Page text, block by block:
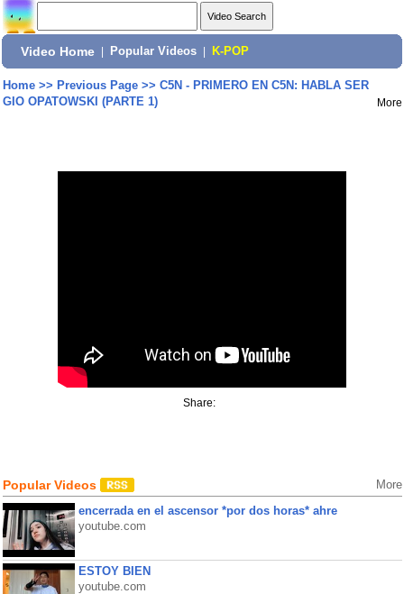
Video Home Popular Videos K-POP
Home>> Previous Page>> C5N - PRIMERO EN C5N: HABLA SER
GIO OPATOWSKI (PARTE 1)
More
Share:
Popular Videos More
encerrada en el ascensor *por dos horas* ahre
youtube.com
ESTOY BIEN
youtube.com